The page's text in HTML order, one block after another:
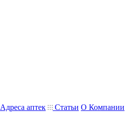
Адреса аптек Статьи О Компании